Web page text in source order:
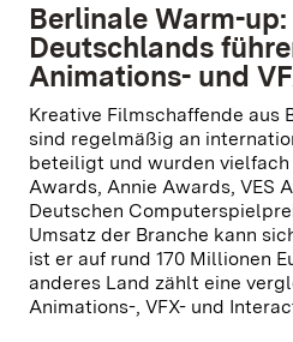
Berlinale Warm-
Deutschlands
Animations- und
Kreative Filmschaffende aus
sind regelmäßig an
beteiligt und wurden vielfach
Awards, Annie Awards, VES
Deutschen
Umsatz der Branche kann
ist er auf rund 170 Millionen
anderes Land zählt eine
Animations-, VFX- und